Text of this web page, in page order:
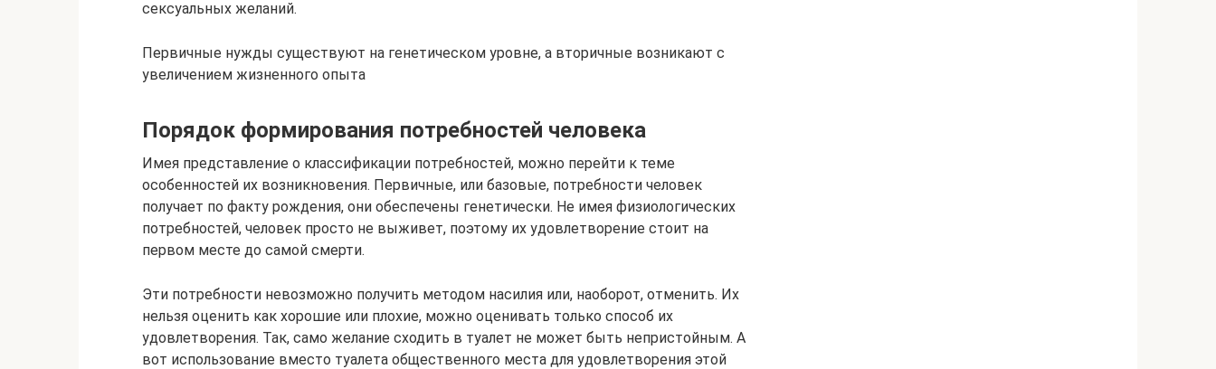
сексуальных желаний.
Первичные нужды существуют на генетическом уровне, а вторичные возникают с
увеличением жизненного опыта
Порядок формирования потребностей человека
Имея представление о классификации потребностей, можно перейти к теме
особенностей их возникновения. Первичные, или базовые, потребности человек
получает по факту рождения, они обеспечены генетически. Не имея физиологических
потребностей, человек просто не выживет, поэтому их удовлетворение стоит на
первом месте до самой смерти.
Эти потребности невозможно получить методом насилия или, наоборот, отменить. Их
нельзя оценить как хорошие или плохие, можно оценивать только способ их
удовлетворения. Так, само желание сходить в туалет не может быть непристойным. А
вот использование вместо туалета общественного места для удовлетворения этой